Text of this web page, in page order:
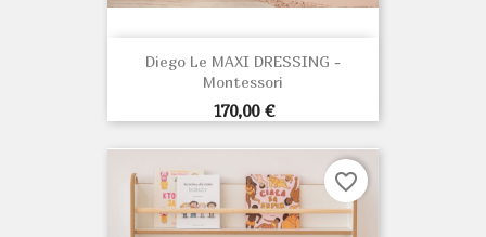
Diego Le MAXI DRESSING -
Montessori
Prix
170,00 €
favorite_border